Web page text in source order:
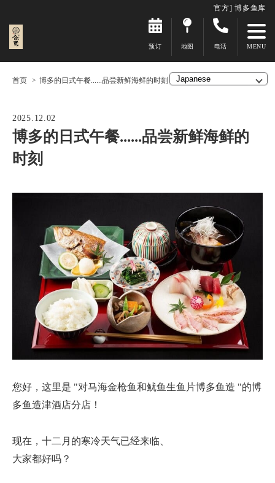
官方] 博多鱼库
预订 地图 电话
首页 博多的日式午餐......品尝新鲜海鲜的时刻
2025.12.02
博多的日式午餐......品尝新鲜海鲜的
时刻
您好，这里是 "对马海金枪鱼和鱿鱼生鱼片博多鱼造 "的博
多鱼造津酒店分店！
现在，十二月的寒冷天气已经来临、
大家都好吗？